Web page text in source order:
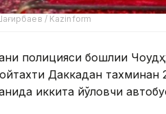
/ Kazinform
полицияси бошлиғи
Даккадан
иккита йўловчи